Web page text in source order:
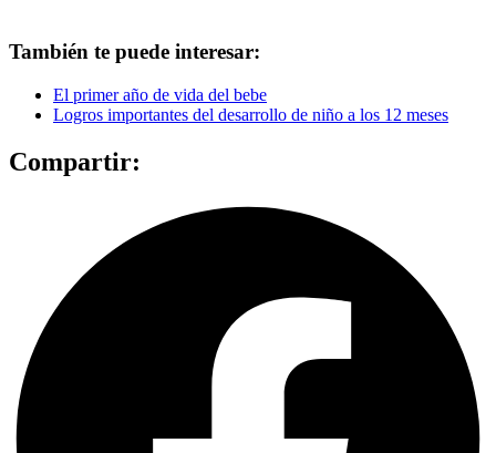
También te puede interesar:
El primer año de vida del bebe
Logros importantes del desarrollo de niño a los 12 meses
Compartir: